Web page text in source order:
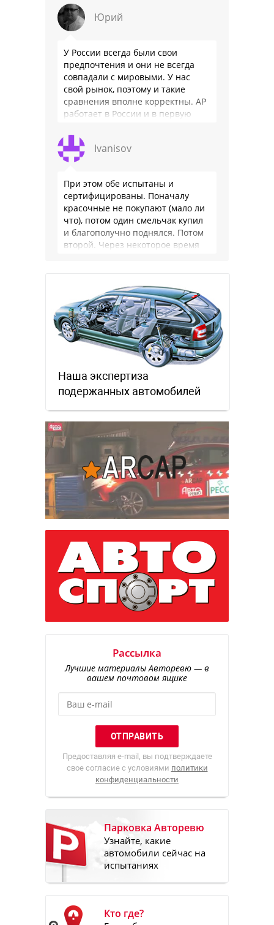
(т. е. только интернет радио), нет
…
Юрий
У России всегда были свои
предпочтения и они не всегда
совпадали с мировыми. У нас
свой рынок, поэтому и такие
сравнения вполне корректны. АР
работает в России и в первую
Ivanisov
При этом обе испытаны и
сертифицированы. Поначалу
красочные не покупают (мало ли
что), потом один смельчак купил
и благополучно поднялся. Потом
второй. Через некоторое время
Наша экспертиза
подержанных автомобилей
Рассылка
Лучшие материалы Авторевю — в
вашем почтовом ящике
Предоставляя e-mail, вы подтверждаете
свое согласие с условиями политики
конфиденциальности
Парковка Авторевю
Узнайте, какие
автомобили сейчас на
испытаниях
Кто где?